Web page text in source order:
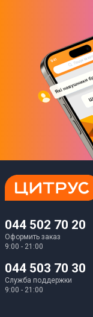
044 502 70 20
Оформить заказ
9:00 - 21:00
044 503 70 30
Служба поддержки
9:00 - 21:00